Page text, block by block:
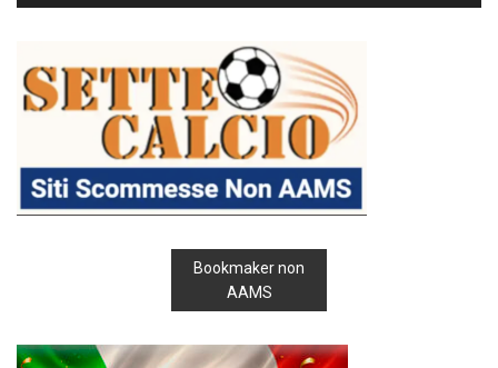
Bookmaker non
AAMS